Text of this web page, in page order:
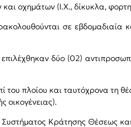
και οχημάτων (Ι.Χ., δίκυκλα,
σε εβδομαδιαία
δύο (02)
του πλοίου και ταυτόχρονα τη
οικογένειας).
Κράτησης Θέσεως